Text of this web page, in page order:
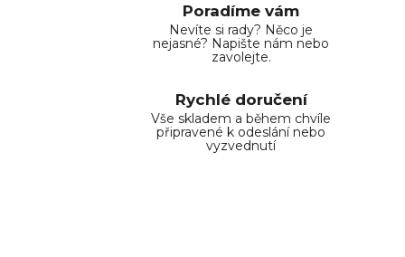
Poradíme vám
Nevíte si rady? Něco je
nejasné? Napište nám nebo
zavolejte.
Rychlé doručení
Vše skladem a během chvíle
připravené k odeslání nebo
vyzvednutí